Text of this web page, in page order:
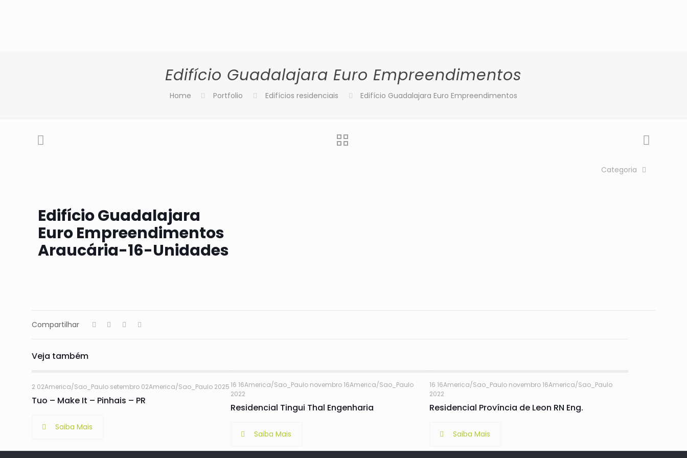
Edifí­cio Guadalajara Euro Empreendimentos
Home Portfolio Edifícios residenciais Edifí­cio Guadalajara Euro Empreendimentos
Categoria
Edifício Guadalajara
Euro Empreendimentos
Araucária-16-Unidades
Compartilhar
Veja também
2 02America/Sao_Paulo setembro 02America/Sao_Paulo 2025
Tuo – Make It – Pinhais – PR
Saiba Mais
16 16America/Sao_Paulo novembro 16America/Sao_Paulo
2022
Residencial Tingui Thal Engenharia
Saiba Mais
16 16America/Sao_Paulo novembro 16America/Sao_Paulo
2022
Residencial Proví­ncia de Leon RN Eng.
Saiba Mais